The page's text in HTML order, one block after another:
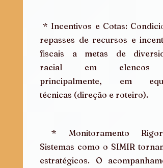
* Incentivos e Cotas: Condicionar
repasses de recursos e
fiscais a metas de
racial em elencos
principalmente, em
técnicas (direção e roteiro).
* Monitoramento Rigoroso:
Sistemas como o SIMIR
estratégicos. O